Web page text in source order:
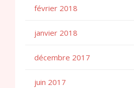
février 2018
janvier 2018
décembre 2017
juin 2017